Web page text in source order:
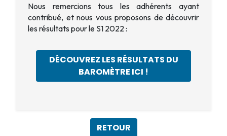
Nous remercions tous les adhérents ayant
contribué, et nous vous proposons de découvrir
les résultats pour le S1 2022 :
DÉCOUVREZ LES RÉSULTATS DU
BAROMÈTRE ICI !
RETOUR